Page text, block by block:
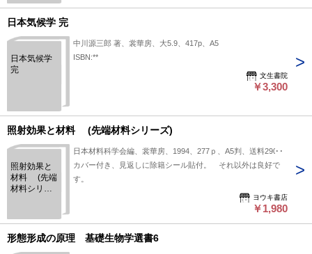
日本気候学 完
日本気候学
完
中川源三郎 著、裳華房、大5.9、417p、A5
ISBN:**
文生書院
￥3,300
照射効果と材料 (先端材料シリーズ)
照射効果と
材料 (先端
材料シリー
日本材料科学会編、裳華房、1994、277ｐ、A5判、送料290円
カバー付き、見返しに除籍シール貼付。 それ以外は良好で
す。
ヨウキ書店
￥1,980
形態形成の原理 基礎生物学選書6